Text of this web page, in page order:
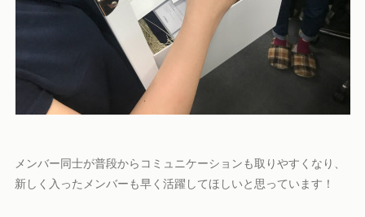
メンバー同士が普段からコミュニケーションも取りやすくなり、
新しく入ったメンバーも早く活躍してほしいと思っています！